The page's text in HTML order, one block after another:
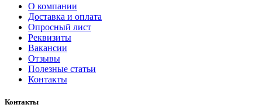
О компании
Доставка и оплата
Опросный лист
Реквизиты
Вакансии
Отзывы
Полезные статьи
Контакты
Контакты